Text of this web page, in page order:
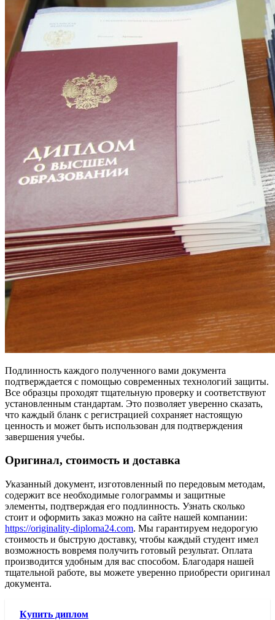
Подлинность каждого полученного вами документа
подтверждается с помощью современных технологий защиты.
Все образцы проходят тщательную проверку и соответствуют
установленным стандартам. Это позволяет уверенно сказать,
что каждый бланк с регистрацией сохраняет настоящую
ценность и может быть использован для подтверждения
завершения учебы.
Оригинал, стоимость и доставка
Указанный документ, изготовленный по передовым методам,
содержит все необходимые голограммы и защитные
элементы, подтверждая его подлинность. Узнать сколько
стоит и оформить заказ можно на сайте нашей компании:
https://originality-diploma24.com. Мы гарантируем недорогую
стоимость и быструю доставку, чтобы каждый студент имел
возможность вовремя получить готовый результат. Оплата
производится удобным для вас способом. Благодаря нашей
тщательной работе, вы можете уверенно приобрести оригинал
документа.
Купить диплом